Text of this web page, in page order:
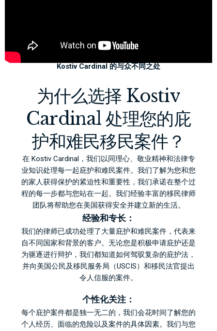
Kostiv Cardinal 的与众不同之处
为什么选择 Kostiv
Cardinal 处理您的庇
护和难民移民案件？
在 Kostiv Cardinal，我们以同理心、敬业精神和法律专
业知识处理每一起庇护和难民案件。我们了解为您和您
的家人获得保护的紧迫性和重要性，我们承诺在整个过
程的每一步都与您站在一起。我们经验丰富的移民律师
团队将帮助您在美国获得安全并建立新的生活。
经验和专长：
我们的律师已成功处理了大量庇护和难民案件，代表来
自不同国家和背景的客户。无论您是积极申请庇护还是
为驱逐进行辩护，我们都知道如何驾驭复杂的庇护法，
并向美国公民及移民服务局（USCIS）和移民法官提出
令人信服的案件。
个性化关注：
每个庇护案件都是独一无二的，我们会花时间了解您的
个人经历、面临的危险以及案件的具体因素。我们与您